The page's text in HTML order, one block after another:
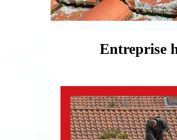
Entreprise